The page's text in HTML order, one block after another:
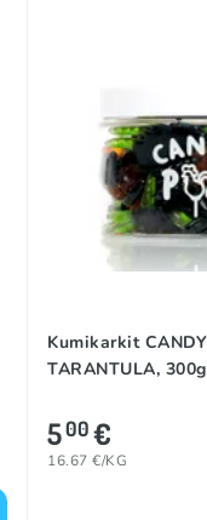
Kumikarkit
TARANTULA, 300g
500€
16.67 €/KG